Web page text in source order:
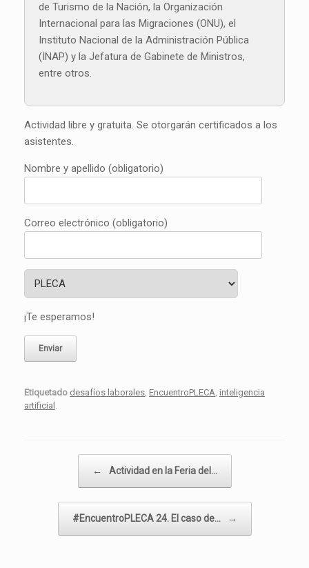
de Turismo de la Nación, la Organización
Internacional para las Migraciones (ONU), el
Instituto Nacional de la Administración Pública
(INAP) y la Jefatura de Gabinete de Ministros,
entre otros.
Actividad libre y gratuita. Se otorgarán certificados a los
asistentes.
Nombre y apellido (obligatorio)
Correo electrónico (obligatorio)
¡Te esperamos!
Etiquetado desafíos laborales EncuentroPLECA inteligencia
artificial
← Actividad en la Feria del…
#EncuentroPLECA 24. El caso de… →